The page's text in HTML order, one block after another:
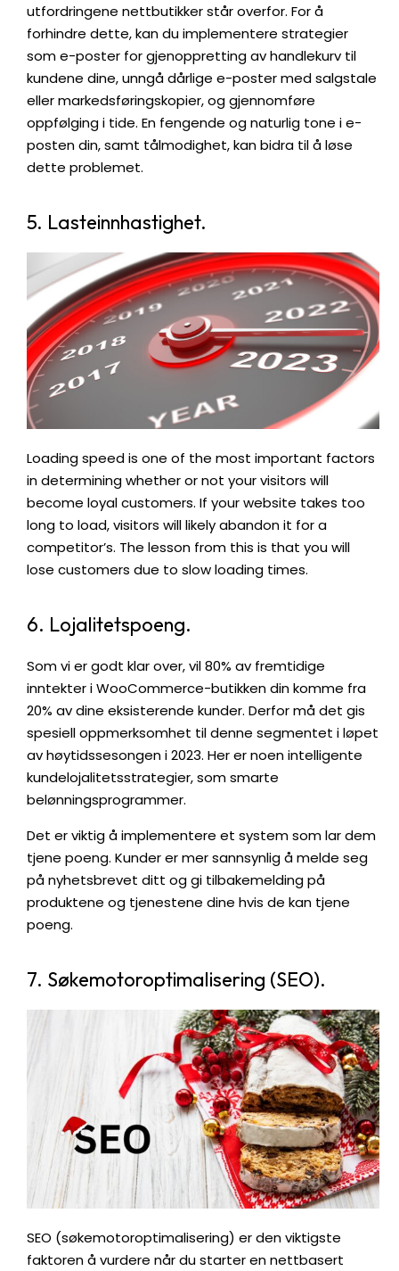
utfordringene nettbutikker står overfor. For å
forhindre dette, kan du implementere strategier
som e-poster for gjenoppretting av handlekurv til
kundene dine, unngå dårlige e-poster med salgstale
eller markedsføringskopier, og gjennomføre
oppfølging i tide. En fengende og naturlig tone i e-
posten din, samt tålmodighet, kan bidra til å løse
dette problemet.
5. Lasteinnhastighet.
Loading speed is one of the most important factors
in determining whether or not your visitors will
become loyal customers. If your website takes too
long to load, visitors will likely abandon it for a
competitor’s. The lesson from this is that you will
lose customers due to slow loading times.
6. Lojalitetspoeng.
Som vi er godt klar over, vil 80% av fremtidige
inntekter i WooCommerce-butikken din komme fra
20% av dine eksisterende kunder. Derfor må det gis
spesiell oppmerksomhet til denne segmentet i løpet
av høytidssesongen i 2023. Her er noen intelligente
kundelojalitetsstrategier, som smarte
belønningsprogrammer.
Det er viktig å implementere et system som lar dem
tjene poeng. Kunder er mer sannsynlig å melde seg
på nyhetsbrevet ditt og gi tilbakemelding på
produktene og tjenestene dine hvis de kan tjene
poeng.
7. Søkemotoroptimalisering (SEO).
SEO (søkemotoroptimalisering) er den viktigste
faktoren å vurdere når du starter en nettbasert